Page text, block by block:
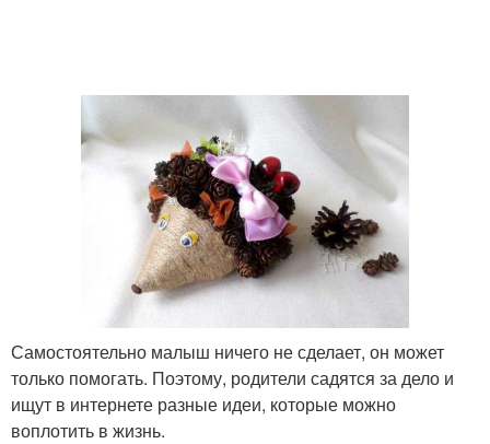
Самостоятельно малыш ничего не сделает, он может
только помогать. Поэтому, родители садятся за дело и
ищут в интернете разные идеи, которые можно
воплотить в жизнь.